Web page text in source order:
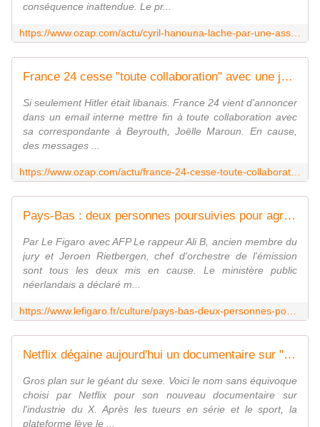
conséquence inattendue. Le pr...
France 24 cesse "toute collaboration" avec une journaliste ayant fait l'apologie d'Adolf Hitler sur les réseaux sociaux
Si seulement Hitler était libanais. France 24 vient d'annoncer
dans un email interne mettre fin à toute collaboration avec
sa correspondante à Beyrouth, Joëlle Maroun. En cause,
des messages ...
Pays-Bas : deux personnes poursuivies pour agressions sexuelles dans "The Voice"
Par Le Figaro avec AFP Le rappeur Ali B, ancien membre du
jury et Jeroen Rietbergen, chef d'orchestre de l'émission
sont tous les deux mis en cause. Le ministère public
néerlandais a déclaré m...
Netflix dégaine aujourd'hui un documentaire sur "le géant du sexe" Pornhub
Gros plan sur le géant du sexe. Voici le nom sans équivoque
choisi par Netflix pour son nouveau documentaire sur
l'industrie du X. Après les tueurs en série et le sport, la
plateforme lève le ...